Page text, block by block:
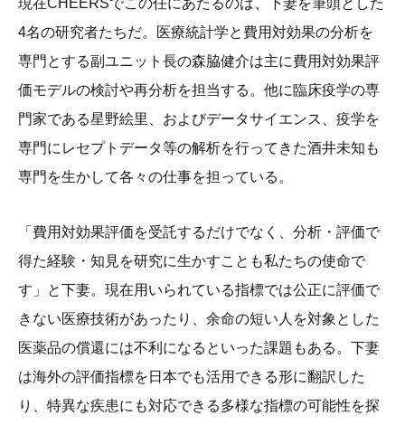
現在CHEERSでこの任にあたるのは、下妻を筆頭とした
4名の研究者たちだ。医療統計学と費用対効果の分析を
専門とする副ユニット長の森脇健介は主に費用対効果評
価モデルの検討や再分析を担当する。他に臨床疫学の専
門家である星野絵里、およびデータサイエンス、疫学を
専門にレセプトデータ等の解析を行ってきた酒井未知も
専門を生かして各々の仕事を担っている。
「費用対効果評価を受託するだけでなく、分析・評価で
得た経験・知見を研究に生かすことも私たちの使命で
す」と下妻。現在用いられている指標では公正に評価で
きない医療技術があったり、余命の短い人を対象とした
医薬品の償還には不利になるといった課題もある。下妻
は海外の評価指標を日本でも活用できる形に翻訳した
り、特異な疾患にも対応できる多様な指標の可能性を探